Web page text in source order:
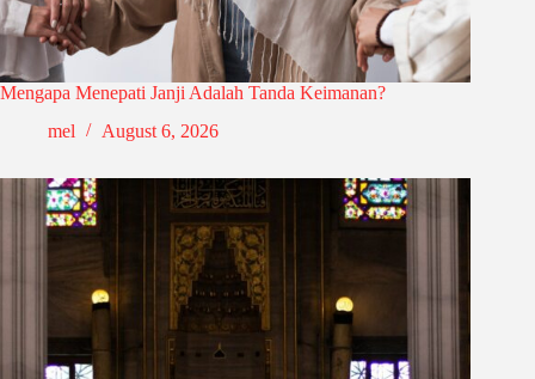
Mengapa Menepati Janji Adalah Tanda Keimanan?
mel
August 6, 2026